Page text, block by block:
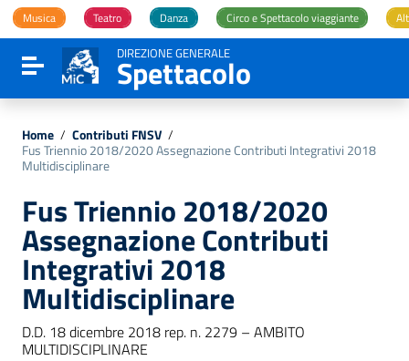
Vai ai contenuti
Vai al menu di navigazione
Vai al footer
Musica Teatro Danza Circo e Spettacolo viaggiante
Attiva / disattiva la navigazione
DIREZIONE GENERALE
Spettacolo
Home / Contributi FNSV /
Fus Triennio 2018/2020 Assegnazione Contributi Integrativi 2018
Multidisciplinare
Fus Triennio 2018/2020
Assegnazione Contributi
Integrativi 2018
Multidisciplinare
D.D. 18 dicembre 2018 rep. n. 2279 – AMBITO
MULTIDISCIPLINARE